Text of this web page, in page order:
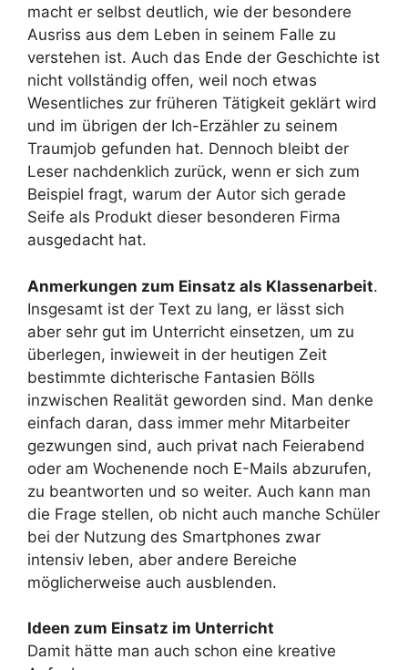
macht er selbst deutlich, wie der besondere
Ausriss aus dem Leben in seinem Falle zu
verstehen ist. Auch das Ende der Geschichte ist
nicht vollständig offen, weil noch etwas
Wesentliches zur früheren Tätigkeit geklärt wird
und im übrigen der Ich-Erzähler zu seinem
Traumjob gefunden hat. Dennoch bleibt der
Leser nachdenklich zurück, wenn er sich zum
Beispiel fragt, warum der Autor sich gerade
Seife als Produkt dieser besonderen Firma
ausgedacht hat.
Anmerkungen zum Einsatz als Klassenarbeit.
Insgesamt ist der Text zu lang, er lässt sich
aber sehr gut im Unterricht einsetzen, um zu
überlegen, inwieweit in der heutigen Zeit
bestimmte dichterische Fantasien Bölls
inzwischen Realität geworden sind. Man denke
einfach daran, dass immer mehr Mitarbeiter
gezwungen sind, auch privat nach Feierabend
oder am Wochenende noch E-Mails abzurufen,
zu beantworten und so weiter. Auch kann man
die Frage stellen, ob nicht auch manche Schüler
bei der Nutzung des Smartphones zwar
intensiv leben, aber andere Bereiche
möglicherweise auch ausblenden.
Ideen zum Einsatz im Unterricht
Damit hätte man auch schon eine kreative